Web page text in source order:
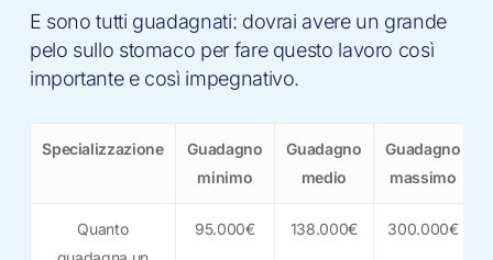
E sono tutti guadagnati: dovrai avere un grande
pelo sullo stomaco per fare questo lavoro così
importante e così impegnativo.
Specializzazione
Guadagno
minimo
Guadagno
medio
Guadagno
massimo
Quanto
95.000€ 138.000€ 300.000€